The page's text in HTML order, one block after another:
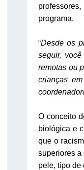
programa.
“Desde os
seguir,
remotas ou
crianças
O conceito
biológica e
que o
superiores a
pele, tipo de